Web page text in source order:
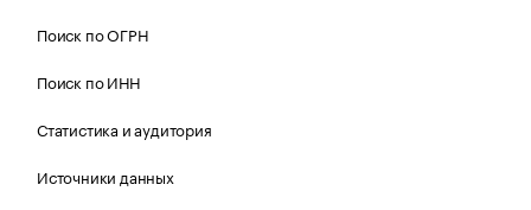
Поиск по ОГРН
Поиск по ИНН
Статистика и аудитория
Источники данных